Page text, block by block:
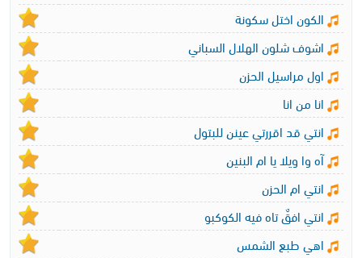
الكون اختل سكونة
اشوف شلون الهلال السباني
اول مراسيل الحزن
انا من انا
انتي قد اقررتي عينن للبتول
آه وا ويلا يا ام البنين
انتي ام الحزن
انتي افقٌ تاه فيه الكوكبو
اهي طبع الشمس